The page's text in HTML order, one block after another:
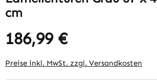
cm
Regulärer Preis:
186,99 €
Preise inkl. MwSt. zzgl. Versandkosten